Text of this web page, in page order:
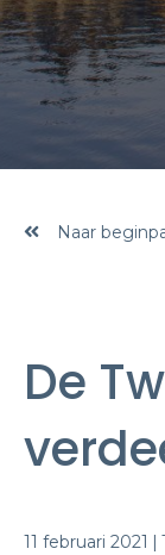
Naar
De
11 februari 2021 |